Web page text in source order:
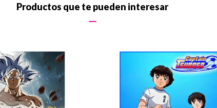
Productos que te pueden interesar